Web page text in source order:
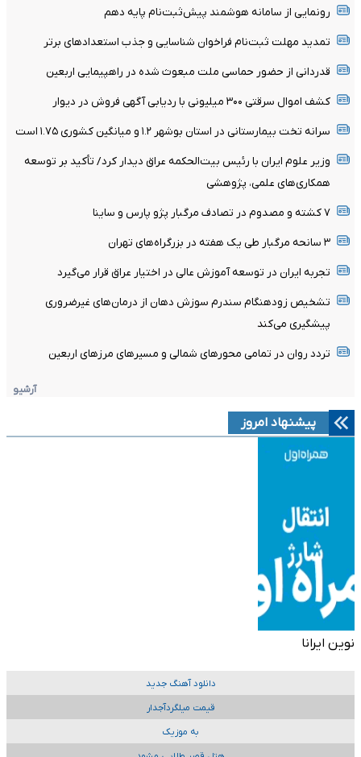
رونمایی از سامانه هوشمند پیش‌ثبت‌نام پایه دهم
تمدید مهلت ثبت‌نام فراخوان شناسایی و جذب استعدادهای برتر
قدردانی از حضور حماسی ملت مبعوث شده در راهپیمایی اربعین
کشف اموال سرقتی ۳۰۰ میلیونی با ردیابی آگهی فروش در دیوار
سرانه تخت بیمارستانی در استان بوشهر ۱.۲ و میانگین کشوری ۱.۷۵ است
وزیر علوم ایران با رئیس بیت‌الحکمه عراق دیدار کرد/ تأکید بر توسعه
همکاری‌های علمی، پژوهشی
۷ کشته و مصدوم در تصادف مرگبار پژو پارس و ساینا
۳ سانحه مرگبار طی یک هفته در بزرگراه‌های تهران
تجربه ایران در توسعه آموزش عالی در اختیار عراق قرار می‌گیرد
تشخیص زودهنگام سندرم سوزش دهان از درمان‌های غیرضروری
پیشگیری می‌کند
تردد روان در تمامی محورهای شمالی و مسیرهای مرزهای اربعین
آرشیو
پیشنهاد امروز
نوین ایرانا
دانلود آهنگ جدید
قیمت میلگردآجدار
به موزیک